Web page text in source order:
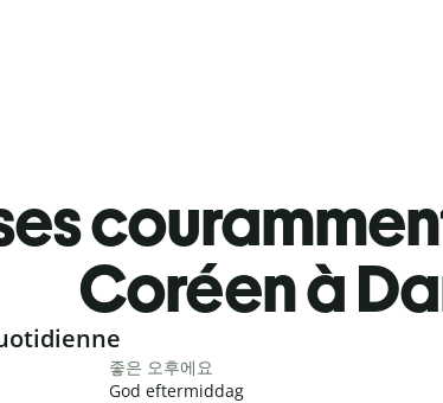
Coréen à
좋은 오후에요
God eftermiddag